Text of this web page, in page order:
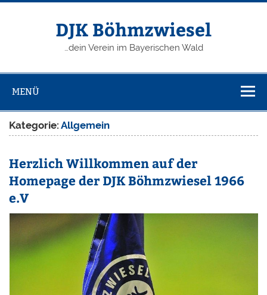
Zum
DJK Böhmzwiesel
…dein Verein im Bayerischen Wald
MENÜ
Kategorie:Allgemein
Herzlich Willkommen auf der
Homepage der DJK Böhmzwiesel 1966
e.V